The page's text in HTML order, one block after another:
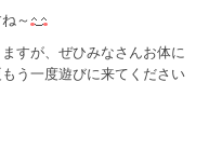
～
すが、ぜひみなさんお体に
う一度遊びに来てください